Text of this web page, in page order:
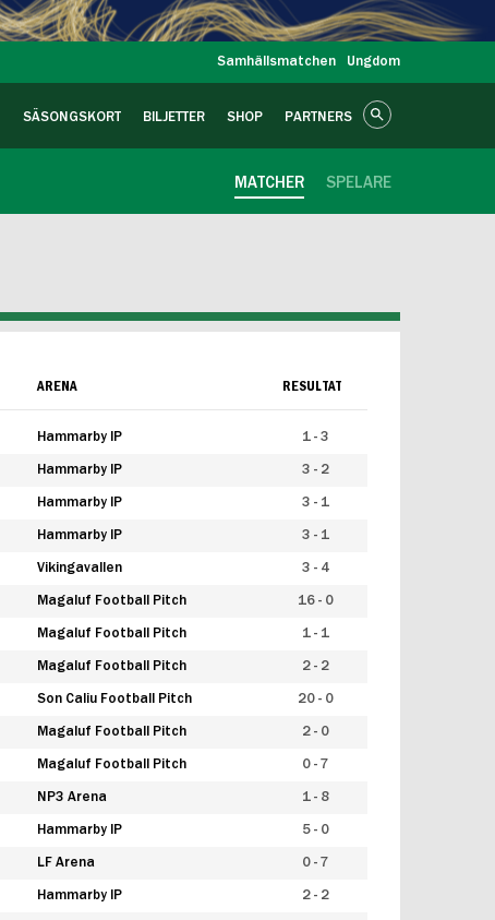
Samhällsmatchen Ungdom
SÄSONGSKORT BILJETTER SHOP PARTNERS
SPELARE
MATCHER
ARENA RESULTAT
Hammarby IP 1 - 3
Hammarby IP 3 - 2
Hammarby IP 3 - 1
Hammarby IP 3 - 1
Vikingavallen 3 - 4
Magaluf Football Pitch 16 - 0
Magaluf Football Pitch 1 - 1
Magaluf Football Pitch 2 - 2
Son Caliu Football Pitch 20 - 0
Magaluf Football Pitch 2 - 0
Magaluf Football Pitch 0 - 7
NP3 Arena 1 - 8
Hammarby IP 5 - 0
LF Arena 0 - 7
Hammarby IP 2 - 2